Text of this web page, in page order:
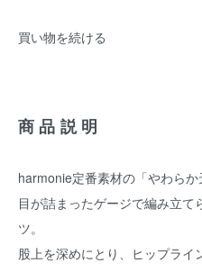
買い物を続ける
商品説明
harmonie定番素材の「やわらか
目が詰まったゲージで編み立
ツ。
股上を深めにとり、ヒップライ